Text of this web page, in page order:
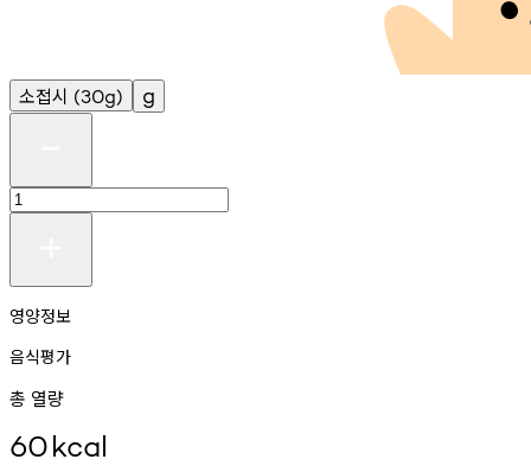
소접시 (30g) g
영양정보
음식평가
총 열량
60kcal